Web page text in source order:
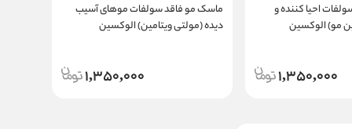
احیا کننده و
مو) الوکسین
1,350,000
ماسک مو فاقد سولفات موهای آسیب
دیده (مولتی ویتامین) الوکسین
1,350,000